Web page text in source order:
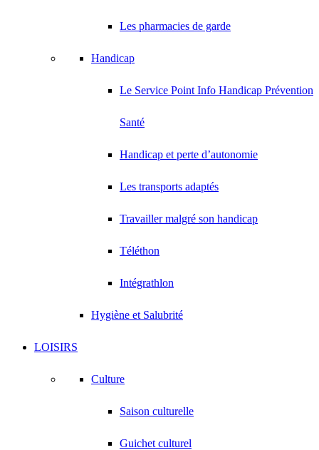
Les pharmacies de garde
Handicap
Le Service Point Info Handicap Prévention
Santé
Handicap et perte d’autonomie
Les transports adaptés
Travailler malgré son handicap
Téléthon
Intégrathlon
Hygiène et Salubrité
LOISIRS
Culture
Saison culturelle
Guichet culturel